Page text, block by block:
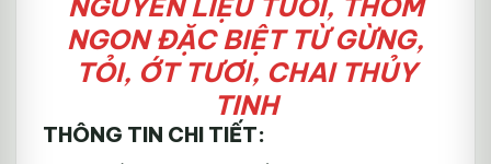
NGUYÊN LIỆU TƯƠI, THƠM
NGON ĐẶC BIỆT TỪ GỪNG,
TỎI, ỚT TƯƠI, CHAI THỦY
TINH
THÔNG TIN CHI TIẾT: